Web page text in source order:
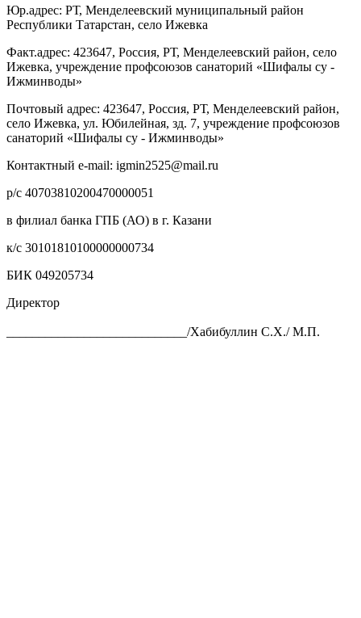
Юр.адрес: РТ, Менделеевский муниципальный район
Республики Татарстан, село Ижевка
Факт.адрес: 423647, Россия, РТ, Менделеевский район, село
Ижевка, учреждение профсоюзов санаторий «Шифалы су -
Ижминводы»
Почтовый адрес: 423647, Россия, РТ, Менделеевский район,
село Ижевка, ул. Юбилейная, зд. 7, учреждение профсоюзов
санаторий «Шифалы су - Ижминводы»
Контактный e-mail: igmin2525@mail.ru
р/с 40703810200470000051
в филиал банка ГПБ (АО) в г. Казани
к/с 30101810100000000734
БИК 049205734
Директор
____________________________/Хабибуллин С.Х./ М.П.